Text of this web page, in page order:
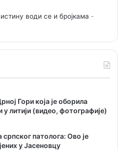
води се и бројкама
Гори која је оборила
литији (видео, фотографије)
патолога: Ово је
у Јасеновцу